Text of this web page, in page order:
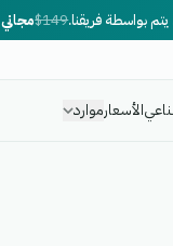
بواسطة فريقنا.$149مجاني
الأسعارموارد